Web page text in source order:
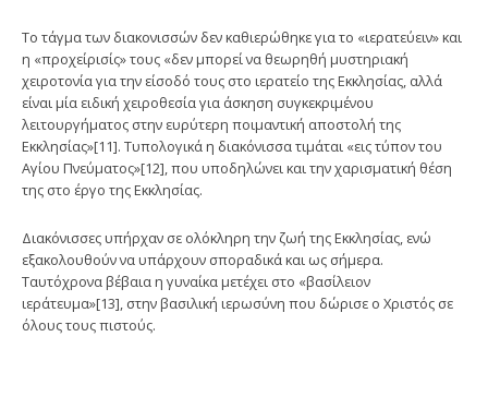
Το τάγμα των διακονισσών δεν καθιερώθηκε για το «ιερατεύειν» και
η «προχείρισίς» τους «δεν μπορεί να θεωρηθή μυστηριακή
χειροτονία για την είσοδό τους στο ιερατείο της Εκκλησίας, αλλά
είναι μία ειδική χειροθεσία για άσκηση συγκεκριμένου
λειτουργήματος στην ευρύτερη ποιμαντική αποστολή της
Εκκλησίας»[11]. Τυπολογικά η διακόνισσα τιμάται «εις τύπον του
Αγίου Πνεύματος»[12], που υποδηλώνει και την χαρισματική θέση
της στο έργο της Εκκλησίας.
Διακόνισσες υπήρχαν σε ολόκληρη την ζωή της Εκκλησίας, ενώ
εξακολουθούν να υπάρχουν σποραδικά και ως σήμερα.
Ταυτόχρονα βέβαια η γυναίκα μετέχει στο «βασίλειον
ιεράτευμα»[13], στην βασιλική ιερωσύνη που δώρισε ο Χριστός σε
όλους τους πιστούς.